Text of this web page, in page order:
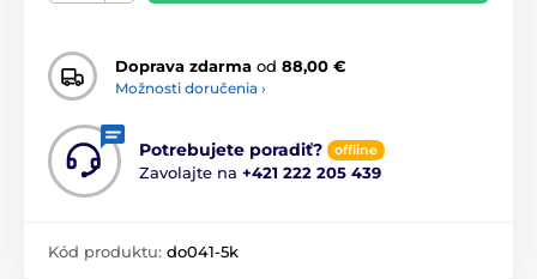
Doprava zdarma od 88,00 €
Možnosti doručenia ›
Potrebujete poradiť? offline
Zavolajte na +421 222 205 439
Kód produktu: do041-5k